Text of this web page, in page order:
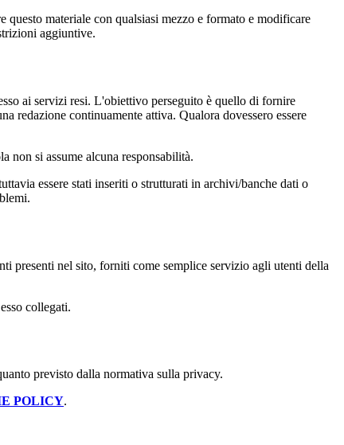
materiale con qualsiasi mezzo e formato e modificare
aggiuntive.
ai servizi resi. L'obiettivo perseguito è quello di fornire
redazione continuamente attiva. Qualora dovessero essere
non si assume alcuna responsabilità.
essere stati inseriti o strutturati in archivi/banche dati o
presenti nel sito, forniti come semplice servizio agli utenti della
collegati.
previsto dalla normativa sulla privacy.
POLICY.